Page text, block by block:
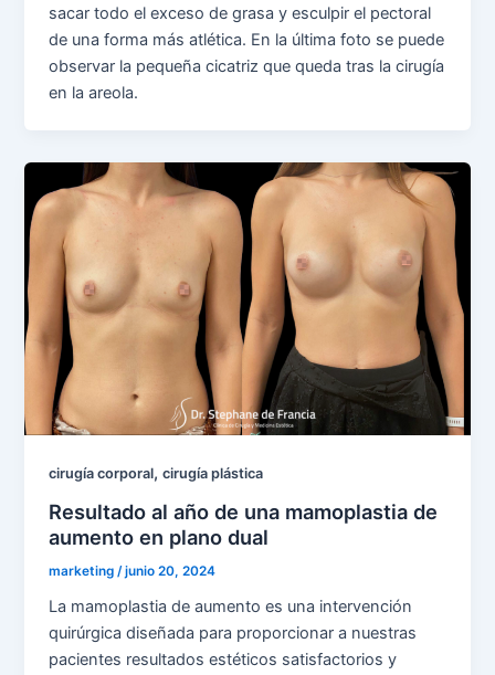
sacar todo el exceso de grasa y esculpir el pectoral
de una forma más atlética. En la última foto se puede
observar la pequeña cicatriz que queda tras la cirugía
en la areola.
cirugía corporal,cirugía plástica
Resultado al año de una mamoplastia de
aumento en plano dual
marketing /junio 20, 2024
La mamoplastia de aumento es una intervención
quirúrgica diseñada para proporcionar a nuestras
pacientes resultados estéticos satisfactorios y